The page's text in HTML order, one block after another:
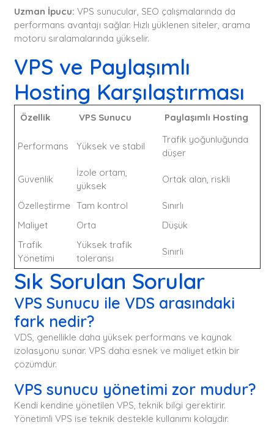
Uzman İpucu: VPS sunucular, SEO çalışmalarında da
performans avantajı sağlar. Hızlı yüklenen siteler, arama
motoru sıralamalarında yükselir.
VPS ve Paylaşımlı
Hosting Karşılaştırması
Özellik VPS Sunucu Paylaşımlı Hosting
Performans Yüksek ve stabil
Trafik yoğunluğunda
düşer
Güvenlik
İzole ortam,
yüksek
Ortak alan, riskli
Özelleştirme Tam kontrol
Sınırlı
Maliyet
Orta
Düşük
Trafik
Yönetimi
Yüksek trafik
toleransı
Sınırlı
Sık Sorulan Sorular
VPS Sunucu ile VDS arasındaki
fark nedir?
VDS, genellikle daha yüksek performans ve kaynak
izolasyonu sunar. VPS daha esnek ve maliyet etkin bir
çözümdür.
VPS sunucu yönetimi zor mudur?
Kendi kendine yönetilen VPS, teknik bilgi gerektirir.
Yönetimli VPS ise teknik destekle kullanımı kolaydır.